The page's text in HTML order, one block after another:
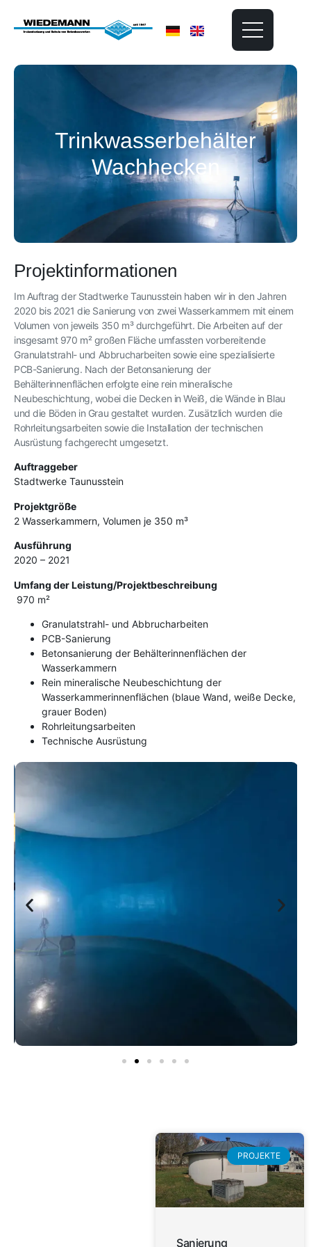
Trinkwasserbehälter
Wachhecken
Projektinformationen
Im Auftrag der Stadtwerke Taunusstein haben wir in den Jahren
2020 bis 2021 die Sanierung von zwei Wasserkammern mit einem
Volumen von jeweils 350 m³ durchgeführt. Die Arbeiten auf der
insgesamt 970 m² großen Fläche umfassten vorbereitende
Granulatstrahl- und Abbrucharbeiten sowie eine spezialisierte
PCB-Sanierung. Nach der Betonsanierung der
Behälterinnenflächen erfolgte eine rein mineralische
Neubeschichtung, wobei die Decken in Weiß, die Wände in Blau
und die Böden in Grau gestaltet wurden. Zusätzlich wurden die
Rohrleitungsarbeiten sowie die Installation der technischen
Ausrüstung fachgerecht umgesetzt.
Auftraggeber
Stadtwerke Taunusstein
Projektgröße
2 Wasserkammern, Volumen je 350 m³
Ausführung
2020 – 2021
Umfang der Leistung/Projektbeschreibung
970 m²
Granulatstrahl- und Abbrucharbeiten
PCB-Sanierung
Betonsanierung der Behälterinnenflächen der
Wasserkammern
Rein mineralische Neubeschichtung der
Wasserkammerinnenflächen (blaue Wand, weiße Decke,
grauer Boden)
Rohrleitungsarbeiten
Technische Ausrüstung
PROJEKTE
Sanierung